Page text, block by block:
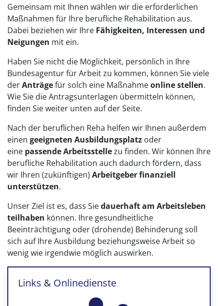
Gemeinsam mit Ihnen wählen wir die erforderlichen
Maßnahmen für Ihre berufliche Rehabilitation aus.
Dabei beziehen wir Ihre Fähigkeiten, Interessen und
Neigungen mit ein.
Haben Sie nicht die Möglichkeit, persönlich in Ihre
Bundesagentur für Arbeit zu kommen, können Sie viele
derAnträgefür solch eine Maßnahmeonline stellen.
Wie Sie die Antragsunterlagen übermitteln können,
finden Sie weiter unten auf der Seite.
Nach der beruflichen Reha helfen wir Ihnen außerdem
einen geeigneten Ausbildungsplatz oder
eine passende Arbeitsstellezu finden. Wir können Ihre
berufliche Rehabilitation auch dadurch fördern, dass
wir Ihren (zukünftigen) Arbeitgeber finanziell
unterstützen.
Unser Ziel ist es, dass Siedauerhaft am Arbeitsleben
teilhaben können. Ihre gesundheitliche
Beeinträchtigung oder (drohende) Behinderung soll
sich auf Ihre Ausbildung beziehungsweise Arbeit so
wenig wie irgendwie möglich auswirken.
Links & Onlinedienste